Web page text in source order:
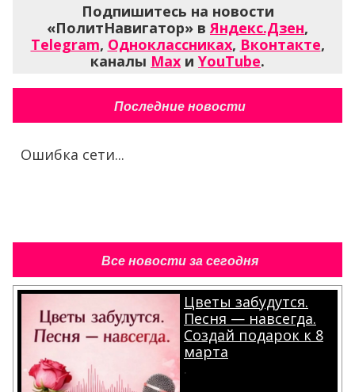
Подпишитесь на новости
«ПолитНавигатор» вЯндекс.Дзен,
Telegram, Одноклассниках, Вконтакте,
каналы Max и YouTube.
Последние новости
Ошибка сети...
Все новости за сегодня
Цветы забудутся.
Песня — навсегда.
Создай подарок к 8
марта
.